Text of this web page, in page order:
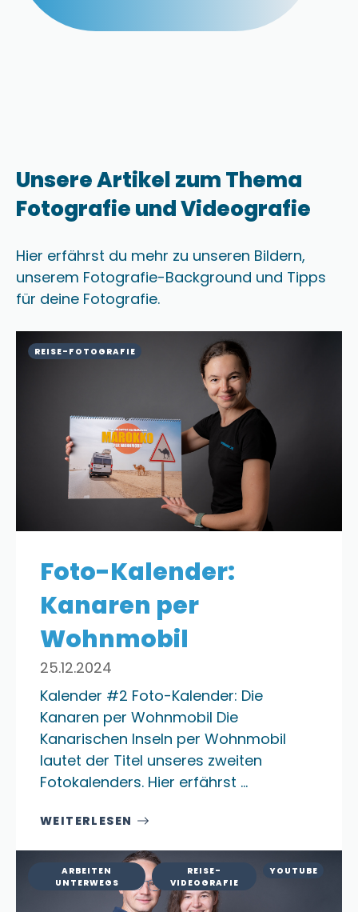
Unsere Artikel zum Thema
Fotografie und Videografie
Hier erfährst du mehr zu unseren Bildern,
unserem Fotografie-Background und Tipps
für deine Fotografie.
REISE-FOTOGRAFIE
Foto-Kalender:
Kanaren per
Wohnmobil
25.12.2024
Kalender #2 Foto-Kalender: Die
Kanaren per Wohnmobil Die
Kanarischen Inseln per Wohnmobil
lautet der Titel unseres zweiten
Fotokalenders. Hier erfährst ...
WEITERLESEN
ARBEITEN
UNTERWEGS
REISE-
VIDEOGRAFIE
YOUTUBE